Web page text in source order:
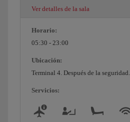
Ver detalles de la sala
Horario:
05:30 - 23:00
Ubicación:
Terminal 4. Después de la seguridad.
Servicios: